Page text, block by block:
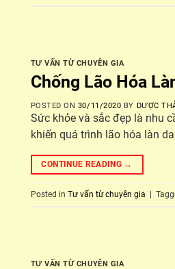
TƯ VẤN TỪ CHUYÊN GIA
Chống Lão Hóa
POSTED ON 30/11/2020 BY DƯỢC
Sức khỏe và sắc đẹp là nhu
khiến quá trình lão hóa làn
CONTINUE READING →
Posted in Tư vấn từ chuyên gia |
TƯ VẤN TỪ CHUYÊN GIA